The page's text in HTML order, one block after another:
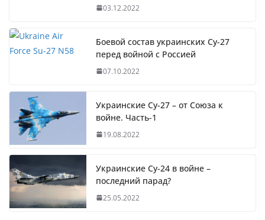
03.12.2022
Боевой состав украинских Су-27
перед войной с Россией
07.10.2022
Украинские Су-27 – от Союза к
войне. Часть-1
19.08.2022
Украинские Су-24 в войне –
последний парад?
25.05.2022